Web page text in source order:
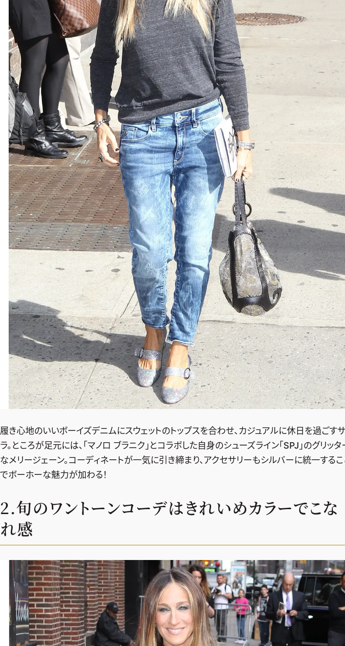
履き心地のいいボーイズデニムにスウェットのトップスを合わせ、カジュアルに休日を過ごすサ
ラ。ところが足元には、「マノロ ブラニク」とコラボした自身のシューズライン「SPJ」のグリッタ
なメリージェーン。コーディネートが一気に引き締まり、アクセサリーもシルバーに統一するこ
でボーホーな魅力が加わる！
2.旬のワントーンコーデはきれいめカラーでこな
れ感